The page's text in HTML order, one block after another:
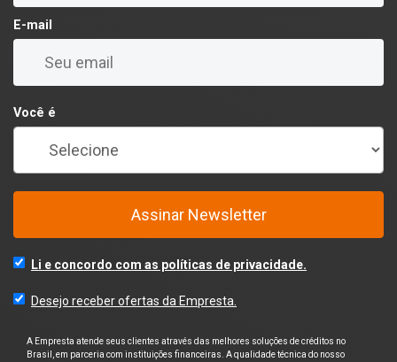
E-mail
Você é
Assinar Newsletter
Li e concordo com as políticas de privacidade.
Desejo receber ofertas da Empresta.
A Empresta atende seus clientes através das melhores soluções de créditos no
Brasil, em parceria com instituições financeiras. A qualidade técnica do nosso